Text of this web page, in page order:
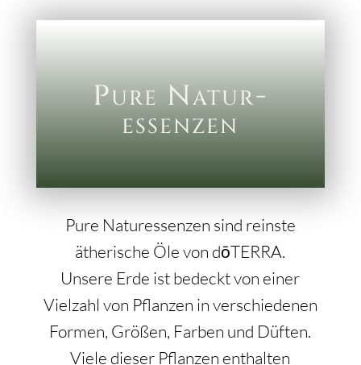
Pure Natur-
essenzen
Pure Naturessenzen sind reinste
ätherische Öle von dōTERRA.
Unsere Erde ist bedeckt von einer
Vielzahl von Pflanzen in verschiedenen
Formen, Größen, Farben und Düften.
Viele dieser Pflanzen enthalten